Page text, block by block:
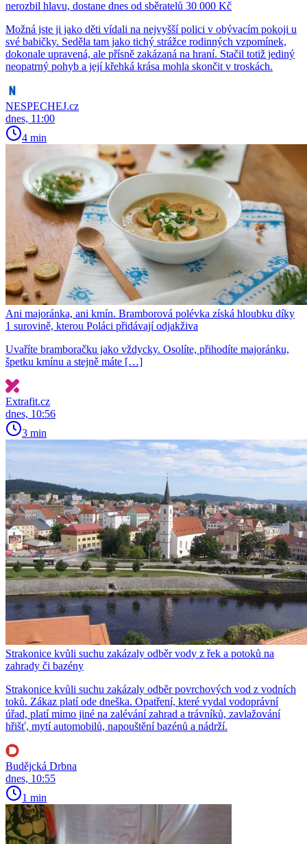
nerozbil hlavu, dostane dnes od sběratelů 30 000 Kč
Možná jste ji jako děti vídali na nejvyšší polici v obývacím pokoji u
své babičky. Seděla tam jako tichý strážce rodinných vzpomínek,
dokonale upravená, ale přísně zakázaná na hraní. Stačil totiž jediný
neopatrný pohyb a její křehká krása mohla skončit v troskách.
NESPECHEJ.cz
dnes, 11:00
4 min
Ani majoránka, ani kmín. Bramborová polévka získá hloubku díky
1 surovině, kterou Poláci přidávají odjakživa
Uvaříte bramboračku jako vždycky. Osolíte, přihodíte majoránku,
špetku kmínu a stejně máte […]
Extrafit.cz
dnes, 10:56
3 min
Strakonice kvůli suchu zakázaly odběr vody z řek a potoků na
zahrady či bazény
Strakonice kvůli suchu zakázaly odběr povrchových vod z vodních
toků. Zákaz platí ode dneška. Opatření, které vydal vodoprávní
úřad, platí mimo jiné na zalévání zahrad a trávníků, zavlažování
hřišť, mytí automobilů, napouštění bazénů a nádrží.
Budějcká Drbna
dnes, 10:55
1 min